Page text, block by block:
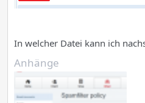
In welcher Datei kann ich
Anhänge